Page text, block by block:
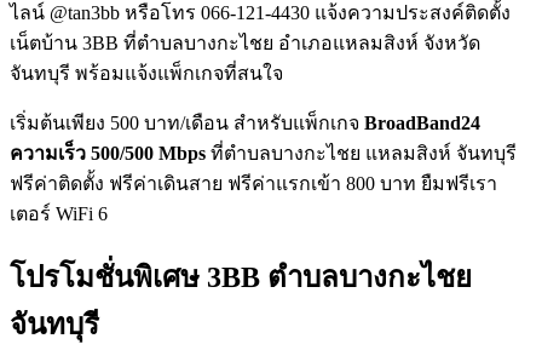
ไลน์ @tan3bb หรือโทร 066-121-4430 แจ้งความประสงค์ติดตั้ง
เน็ตบ้าน 3BB ที่ตำบลบางกะไชย อำเภอแหลมสิงห์ จังหวัด
จันทบุรี พร้อมแจ้งแพ็กเกจที่สนใจ
เริ่มต้นเพียง 500 บาท/เดือน สำหรับแพ็กเกจ BroadBand24
ความเร็ว 500/500 Mbps ที่ตำบลบางกะไชย แหลมสิงห์ จันทบุรี
ฟรีค่าติดตั้ง ฟรีค่าเดินสาย ฟรีค่าแรกเข้า 800 บาท ยืมฟรีเรา
เตอร์ WiFi 6
โปรโมชั่นพิเศษ 3BB ตำบลบางกะไชย
จันทบุรี